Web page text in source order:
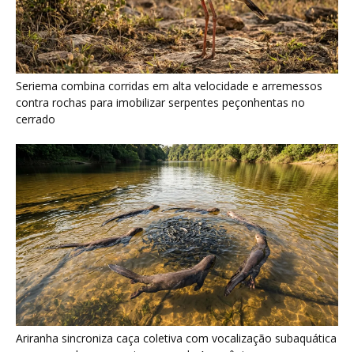
Ariranha sincroniza caça coletiva com vocalização subaquática
e cerca cardumes em rios rasos da Amazônia
Surucucu detecta calor pela fosseta loreal e prepara ataque de
emboscada no escuro da floresta